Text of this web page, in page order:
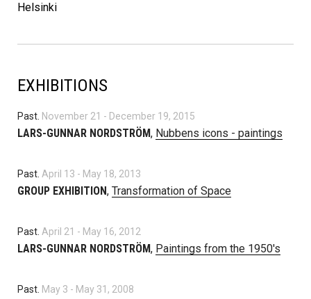
Helsinki
EXHIBITIONS
Past. November 21 - December 19, 2015
LARS-GUNNAR NORDSTRÖM, Nubbens icons - paintings
Past. April 13 - May 18, 2013
GROUP EXHIBITION, Transformation of Space
Past. April 21 - May 16, 2012
LARS-GUNNAR NORDSTRÖM, Paintings from the 1950's
Past. May 3 - May 31, 2008